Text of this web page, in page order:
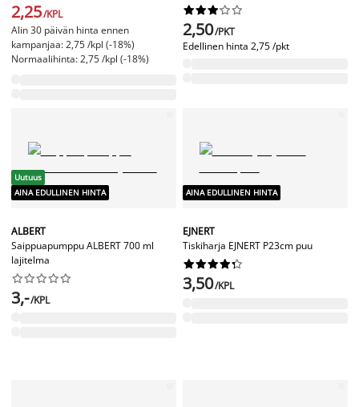
2,25/KPL
Alin 30 päivän hinta ennen
kampanjaa: 2,75 /kpl (-18%)
Normaalihinta: 2,75 /kpl (-18%)






2,50/PKT
Edellinen hinta 2,75 /pkt
Uutuus
AINA EDULLINEN HINTA
ALBERT
Saippuapumppu ALBERT 700 ml
lajitelma






3,-/KPL
AINA EDULLINEN HINTA
EJNERT
Tiskiharja EJNERT P23cm puu






3,50/KPL